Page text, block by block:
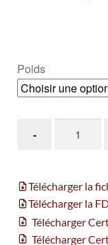
Poids
Télécharger la
Télécharger la
Télécharger
Télécharger